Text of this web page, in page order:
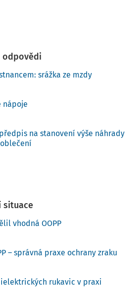
odpovědi
srážka ze mzdy
nápoje
na stanovení výše náhrady
situace
vhodná OOPP
– správná praxe ochrany zraku
rukavic v praxi